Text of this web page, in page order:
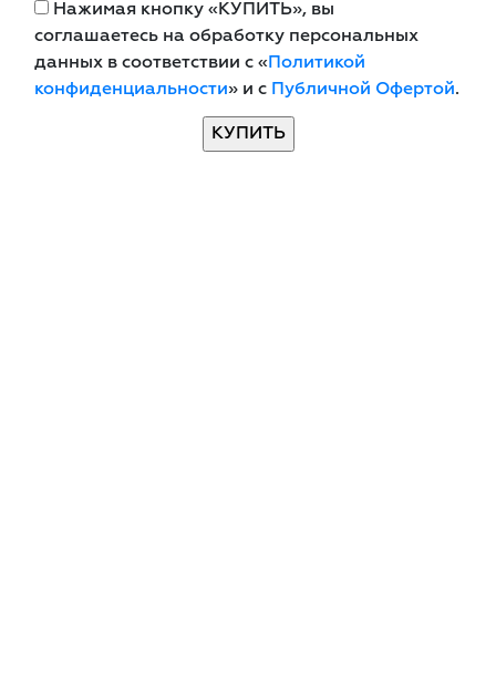
Нажимая кнопку «КУПИТЬ», вы
соглашаетесь на обработку персональных
данных в соответствии с «Политикой
конфиденциальности» и с Публичной Офертой.